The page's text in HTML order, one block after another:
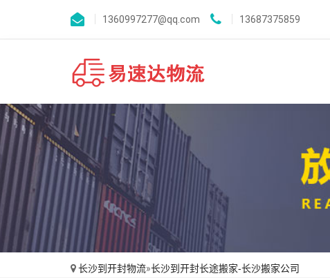
1360997277@qq.com 13687375859
长沙到开封物流»长沙到开封长途搬家-长沙搬家公司